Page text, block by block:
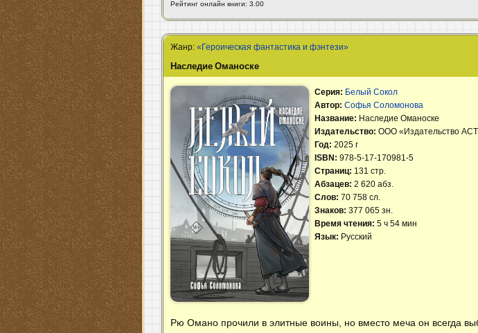
Рейтинг онлайн книги: 3.00
Жанр:«Героическая фантастика и фэнтези»
Наследие Оманоске
Серия: Белый Сокол
Автор:Софья Соломонова
Название: Наследие Оманоске
Издательство:ООО «Издательство
Год:2025 г
ISBN:978-5-17-170981-5
Страниц: 131 стр.
Абзацев:2 620 абз.
Слов:70 758 сл.
Знаков:377 065 зн.
Время чтения:5 ч 54 мин
Язык: Русский
Рю Омано прочили в элитные воины, но вместо меча он всегда